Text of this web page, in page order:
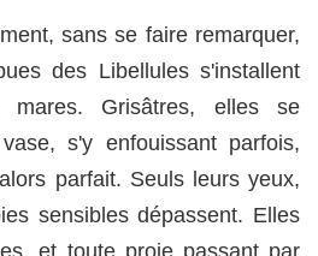
sans se faire remarquer,
des Libellules s'installent
Grisâtres, elles se
s'y enfouissant parfois,
parfait. Seuls leurs yeux,
sensibles dépassent. Elles